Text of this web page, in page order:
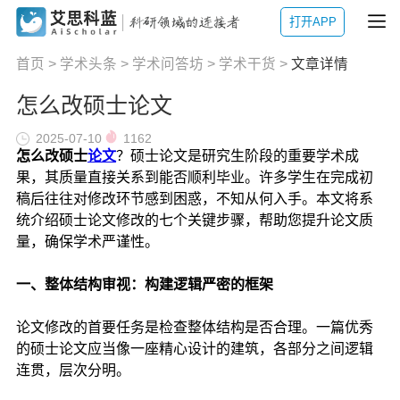
打开APP
首页 > 学术头条 > 学术问答坊 > 学术干货 > 文章详情
怎么改硕士论文
2025-07-10 1162
怎么改硕士论文？硕士论文是研究生阶段的重要学术成
果，其质量直接关系到能否顺利毕业。许多学生在完成初
稿后往往对修改环节感到困惑，不知从何入手。本文将系
统介绍硕士论文修改的七个关键步骤，帮助您提升论文质
量，确保学术严谨性。
一、整体结构审视：构建逻辑严密的框架
论文修改的首要任务是检查整体结构是否合理。一篇优秀
的硕士论文应当像一座精心设计的建筑，各部分之间逻辑
连贯，层次分明。